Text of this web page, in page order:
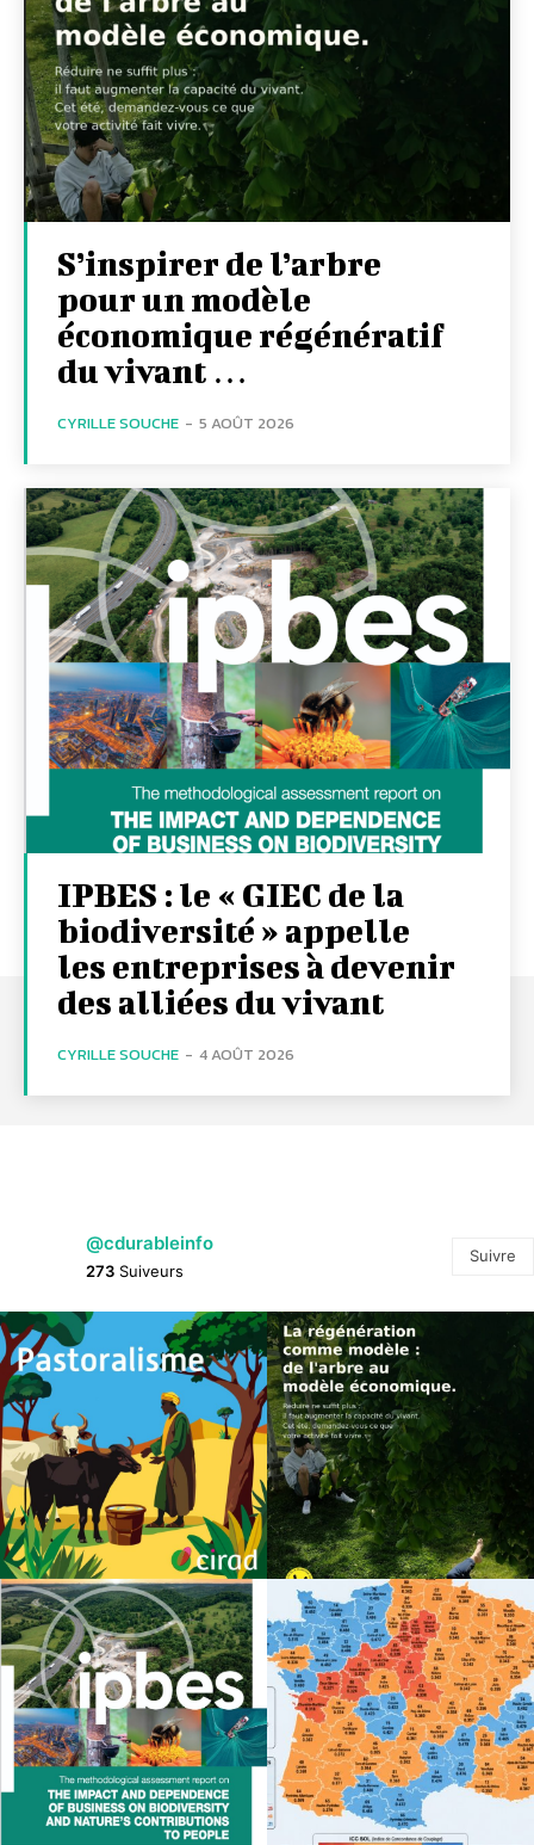
S’inspirer de l’arbre
pour un modèle
économique régénératif
du vivant …
CYRILLE SOUCHE - 5 AOÛT 2026
IPBES : le « GIEC de la
biodiversité » appelle
les entreprises à devenir
des alliées du vivant
CYRILLE SOUCHE - 4 AOÛT 2026
@cdurableinfo
273 Suiveurs
Suivre